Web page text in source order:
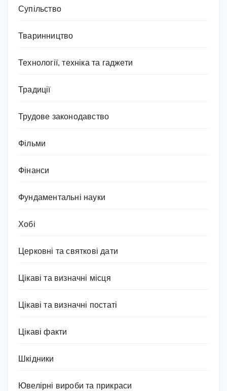
Супільство
Тваринництво
Технології, техніка та гаджети
Традиції
Трудове законодавство
Фільми
Фінанси
Фундаментальні науки
Хобі
Церковні та святкові дати
Цікаві та визначні місця
Цікаві та визначні постаті
Цікаві факти
Шкідники
Ювелірні вироби та прикраси